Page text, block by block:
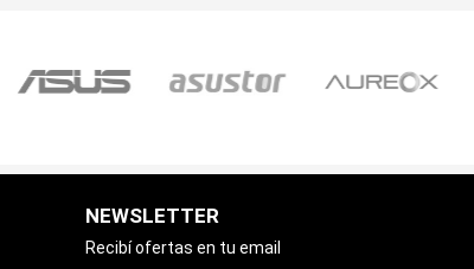
NEWSLETTER
Recibí ofertas en tu email